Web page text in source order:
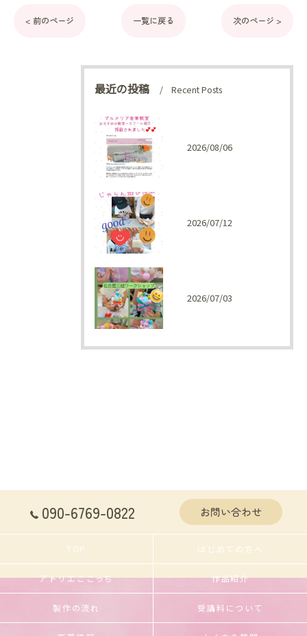
< 前のページ 一覧に戻る 次のページ >
最近の投稿 Recent Posts
2026/08/06
2026/07/12
2026/07/03
090-6769-0822 お問い合わせ
TOP はじめての方へ
アトリエここっち 作品紹介
製作の流れ 受講料について